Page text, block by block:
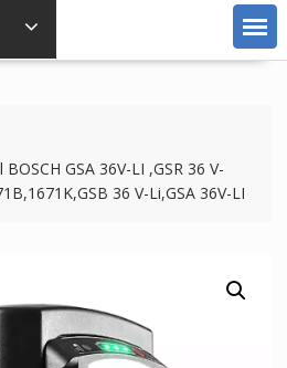
GSA 36V-LI ,GSR 36 V-
36 V-Li,GSA 36V-LI